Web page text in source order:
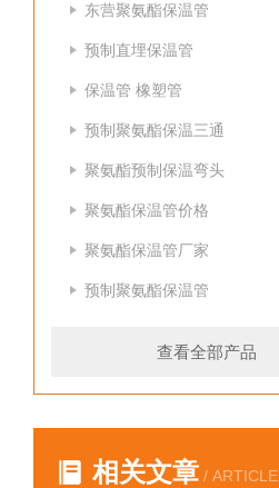
东营聚氨酯保温管
预制直埋保温管
保温管 橡塑管
预制聚氨酯保温三通
聚氨酯预制保温弯头
聚氨酯保温管价格
聚氨酯保温管厂家
预制聚氨酯保温管
查看全部产品
相关文章 / ARTICLE